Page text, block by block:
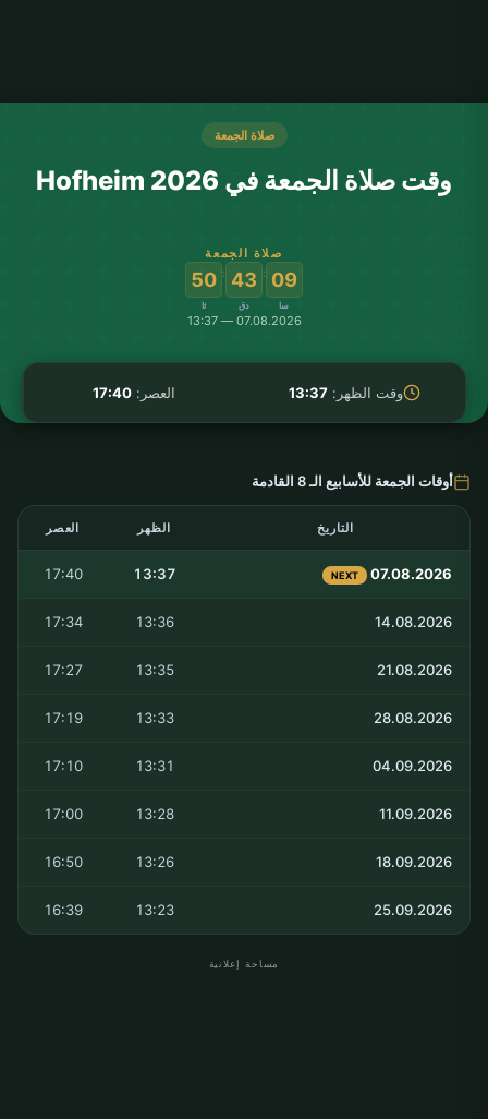
صلاة الجمعة
وقت صلاة الجمعة في Hofheim 2026
صلاة الجمعة
09
سا
:
43
دق
:
50
ثا
07.08.2026 — 13:37
وقت الظهر: 13:37 العصر: 17:40
أوقات الجمعة للأسابيع الـ 8 القادمة
التاريخ الظهر العصر
07.08.2026
NEXT
13:37
17:40
14.08.2026
13:36
17:34
21.08.2026
13:35
17:27
28.08.2026
13:33
17:19
04.09.2026
13:31
17:10
11.09.2026
13:28
17:00
18.09.2026
13:26
16:50
25.09.2026
13:23
16:39
مساحة إعلانية